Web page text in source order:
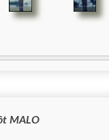
Ilôt MALO